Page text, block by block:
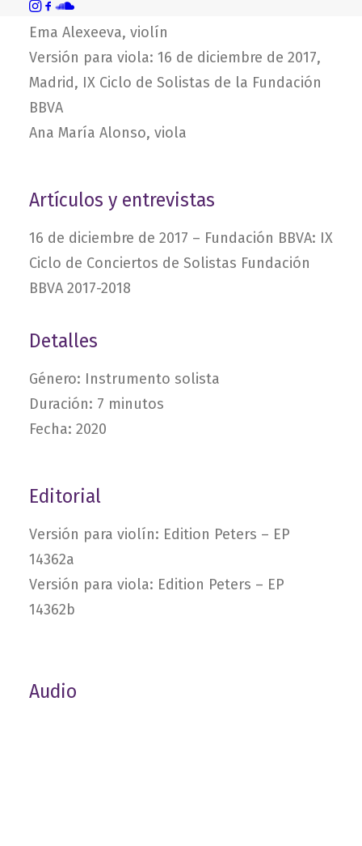
la Fundación BBVA
Ema Alexeeva, violín
Versión para viola: 16 de diciembre de 2017,
Madrid, IX Ciclo de Solistas de la Fundación
BBVA
Ana María Alonso, viola
Artículos y entrevistas
16 de diciembre de 2017 – Fundación BBVA: IX
Ciclo de Conciertos de Solistas Fundación
BBVA 2017-2018
Detalles
Género: Instrumento solista
Duración: 7 minutos
Fecha: 2020
Editorial
Versión para violín: Edition Peters – EP
14362a
Versión para viola: Edition Peters – EP
14362b
Audio